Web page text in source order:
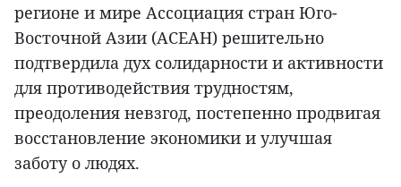
регионе и мире Ассоциация стран Юго-
Восточной Азии (АСЕАН) решительно
подтвердила дух солидарности и активности
для противодействия трудностям,
преодоления невзгод, постепенно продвигая
восстановление экономики и улучшая
заботу о людях.